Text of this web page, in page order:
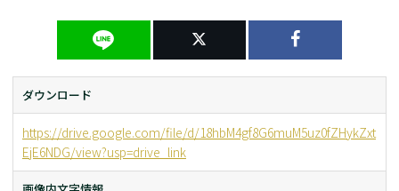
ダウンロード
https://drive.google.com/file/d/18hbM4gf8G6muM5uz0fZHykZxt
EjE6NDG/view?usp=drive_link